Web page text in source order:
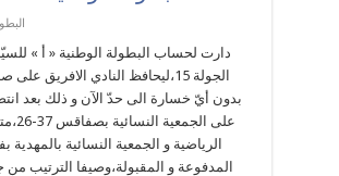
دارت لحساب البطولة الوطنية « أ »
الجولة 15،ليحافظ النادي الافريق
بدون أيّ خسارة الى حدّ الآن و ذلك بعد
على
الرياضية و الجمعية النسائية بالمهدية
المدفوعة و المقبولة،وصيفا الترتيب من